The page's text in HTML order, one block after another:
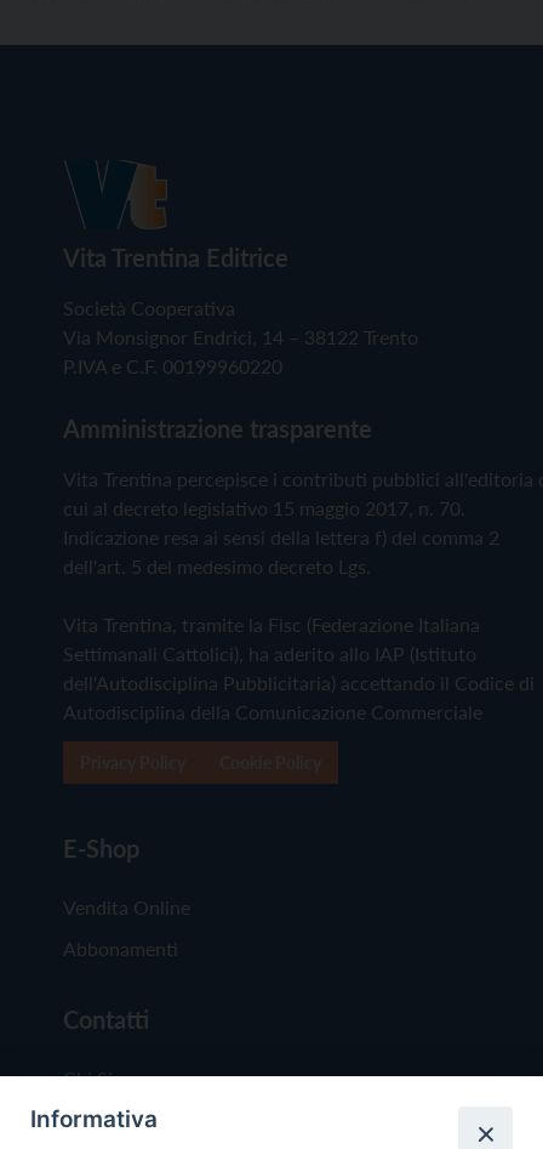
Vita Trentina Editrice
Società Cooperativa
Via Monsignor Endrici, 14 – 38122 Trento
P.IVA e C.F. 00199960220
Amministrazione trasparente
Vita Trentina percepisce i contributi pubblici all'editoria
cui al decreto legislativo 15 maggio 2017, n. 70.
Indicazione resa ai sensi della lettera f) del comma 2
dell'art. 5 del medesimo decreto Lgs.
Vita Trentina, tramite la Fisc (Federazione Italiana
Settimanali Cattolici), ha aderito allo IAP (Istituto
dell'Autodisciplina Pubblicitaria) accettando il Codice di
Autodisciplina della Comunicazione Commerciale
E-Shop
Vendita Online
Abbonamenti
Contatti
Chi Siamo
Redazione
Informativa